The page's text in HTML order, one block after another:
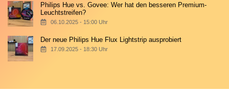
Philips Hue vs. Govee: Wer hat den besseren Premium-
Leuchtstreifen?
06.10.2025 - 15:00 Uhr
Der neue Philips Hue Flux Lightstrip ausprobiert
17.09.2025 - 18:30 Uhr